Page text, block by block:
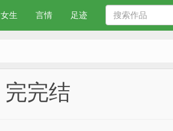
女生 言情 足迹
完完结